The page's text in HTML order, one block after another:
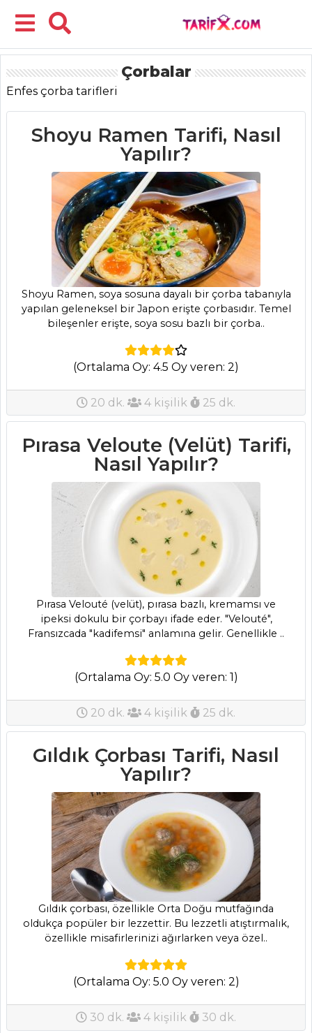
Menü
BLOG
Chefs
Haber
ŞEFİN TARİFLERİ
MENÜLER
Tüm
Kategoriler
HAMUR İŞLERI
Ispanaklı Açma
Çorbalar
Enfes çorba tarifleri
Shoyu Ramen Tarifi, Nasıl
Yapılır?
Shoyu Ramen, soya sosuna dayalı bir çorba tabanıyla
yapılan geleneksel bir Japon erişte çorbasıdır. Temel
bileşenler erişte, soya sosu bazlı bir çorba..
(Ortalama Oy: 4.5 Oy veren: 2)
20 dk. 4 kişilik 25 dk.
Pırasa Veloute (Velüt) Tarifi,
Nasıl Yapılır?
Pırasa Velouté (velüt), pırasa bazlı, kremamsı ve
ipeksi dokulu bir çorbayı ifade eder. "Velouté",
Fransızcada "kadifemsi" anlamına gelir. Genellikle ..
(Ortalama Oy: 5.0 Oy veren: 1)
20 dk. 4 kişilik 25 dk.
Gıldık Çorbası Tarifi, Nasıl
Yapılır?
Gıldık çorbası, özellikle Orta Doğu mutfağında
oldukça popüler bir lezzettir. Bu lezzetli atıştırmalık,
özellikle misafirlerinizi ağırlarken veya özel..
(Ortalama Oy: 5.0 Oy veren: 2)
30 dk. 4 kişilik 30 dk.